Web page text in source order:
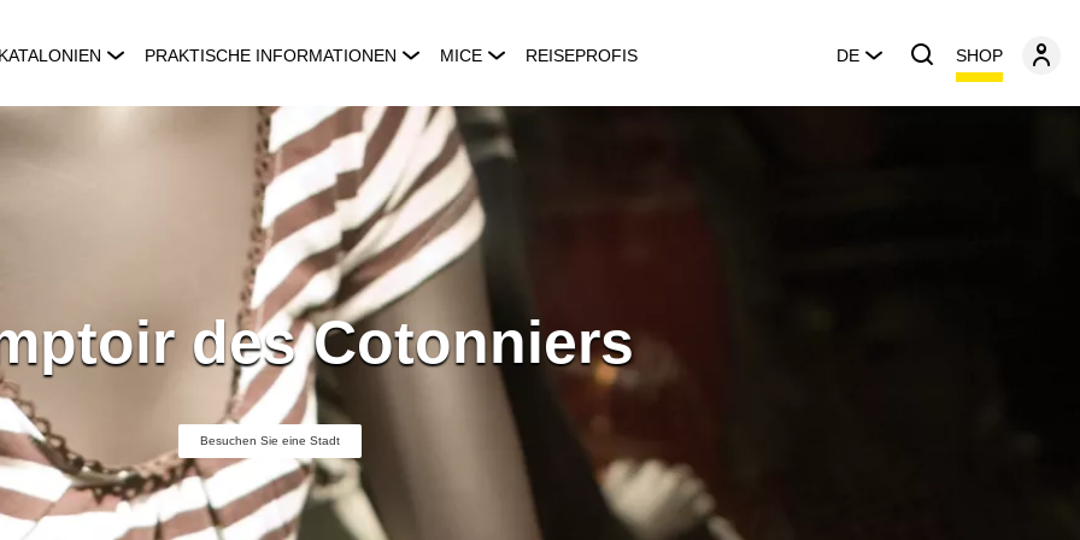
PRAKTISCHE INFORMATIONEN MICE REISEPROFIS DE SHOP
des Cotonniers
Besuchen Sie eine Stadt